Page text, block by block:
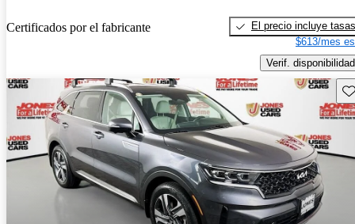
Certificados por el fabricante
El precio incluye tasas
$613/mes
Verif. disponibilidad